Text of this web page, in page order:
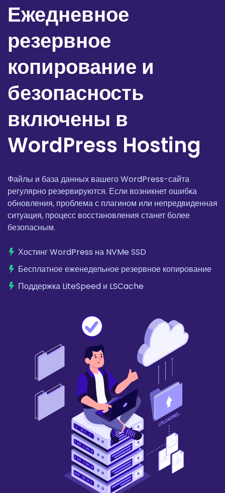
Ежедневное
резервное
копирование и
безопасность
включены в
WordPress Hosting
Файлы и база данных вашего WordPress-сайта
регулярно резервируются. Если возникнет ошибка
обновления, проблема с плагином или непредвиденная
ситуация, процесс восстановления станет более
безопасным.
Хостинг WordPress на NVMe SSD
Бесплатное еженедельное резервное копирование
Поддержка LiteSpeed и LSCache